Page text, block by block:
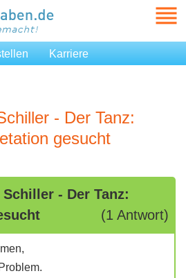
Karriere
- Der Tanz:
gesucht
- Der Tanz:
(1 Antwort)